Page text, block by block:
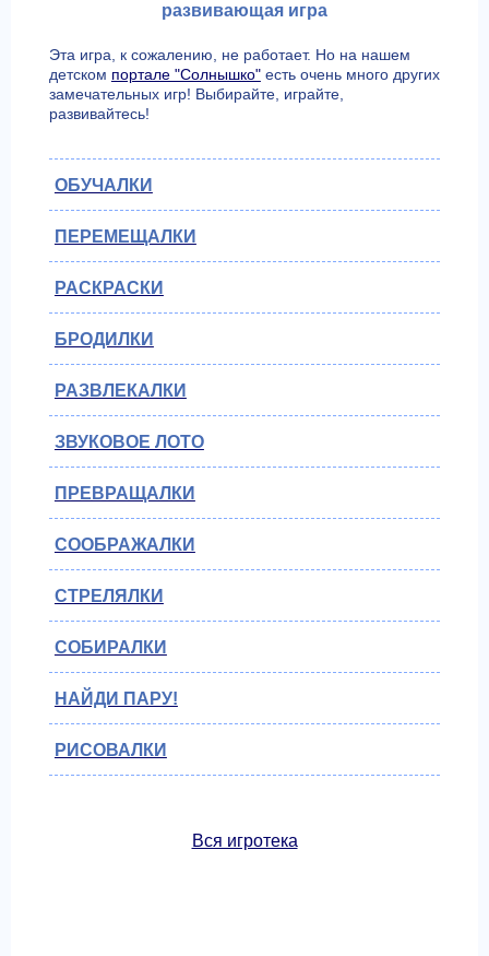
развивающая игра
Эта игра, к сожалению, не работает. Но на нашем
детском портале "Солнышко"есть очень много других
замечательных игр! Выбирайте, играйте,
развивайтесь!
ОБУЧАЛКИ
ПЕРЕМЕЩАЛКИ
РАСКРАСКИ
БРОДИЛКИ
РАЗВЛЕКАЛКИ
ЗВУКОВОЕ ЛОТО
ПРЕВРАЩАЛКИ
СООБРАЖАЛКИ
СТРЕЛЯЛКИ
СОБИРАЛКИ
НАЙДИ ПАРУ!
РИСОВАЛКИ
Вся игротека